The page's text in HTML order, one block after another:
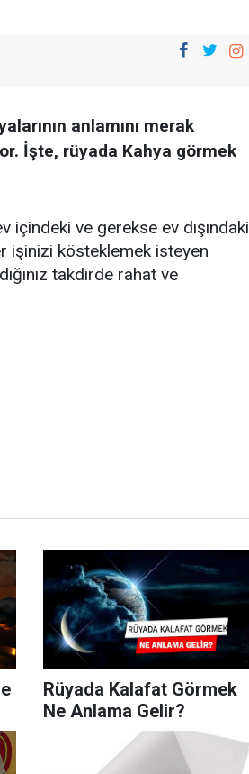
anlamını merak
İşte, rüyada Kahya görmek
içindeki ve gerekse ev dışındaki
işinizi kösteklemek isteyen
takdirde rahat ve
Rüyada Kalafat Görmek
Ne Anlama Gelir?